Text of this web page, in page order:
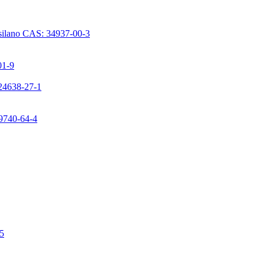
CAS: 34937-00-3
9
27-1
64-4